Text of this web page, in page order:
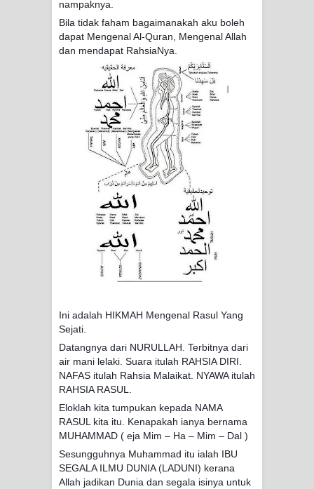
SYUHUD, DAN MANUNGGALING
KAWULA GUSTI
WAHDATUL WUJUD ITU APA..??
nampaknya.
Bila tidak faham bagaimanakah aku boleh
dapat Mengenal Al-Quran, Mengenal Allah
dan mendapat RahsiaNya.
Ini adalah HIKMAH Mengenal Rasul Yang
Sejati.
Datangnya dari NURULLAH. Terbitnya dari
air mani lelaki. Suara itulah RAHSIA DIRI.
NAFAS itulah Rahsia Malaikat. NYAWA itulah
RAHSIA RASUL.
Eloklah kita tumpukan kepada NAMA
RASUL kita itu. Kenapakah ianya bernama
MUHAMMAD ( eja Mim – Ha – Mim – Dal )
Sesungguhnya Muhammad itu ialah IBU
SEGALA ILMU DUNIA (LADUNI) kerana
Allah jadikan Dunia dan segala isinya untuk